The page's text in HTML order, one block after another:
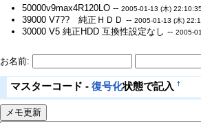
50000v9max4R120LO --2005-01-13 (木)
39000 V7?? 純正ＨＤＤ --2005-01-13 (木)
30000 V5 純正HDD 互換性設定なし --2005-
お名前:
マスターコード - 復号化状態で記入 †